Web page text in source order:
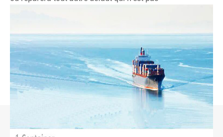
endommagés ou se soient produits en raison de défauts
de matériau ou de défauts de fabrication.